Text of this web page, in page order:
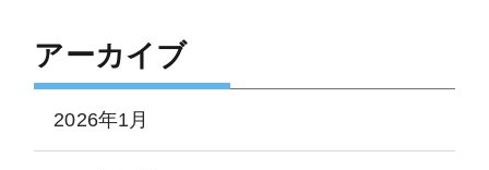
アーカイブ
2026年1月